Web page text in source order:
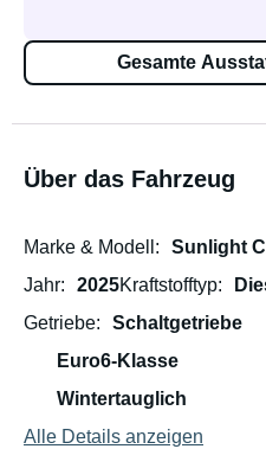
Gesamte
Über das Fahrzeug
Marke & Modell
Sunlight
Jahr
2025Kraftstofftyp
Getriebe
Schaltgetriebe
Euro6-Klasse
Wintertauglich
Alle Details anzeigen